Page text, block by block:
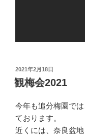
投
稿
日:
2021年2月18日
観梅会2021
今年も追分梅園で
ております。
近くには、奈良盆